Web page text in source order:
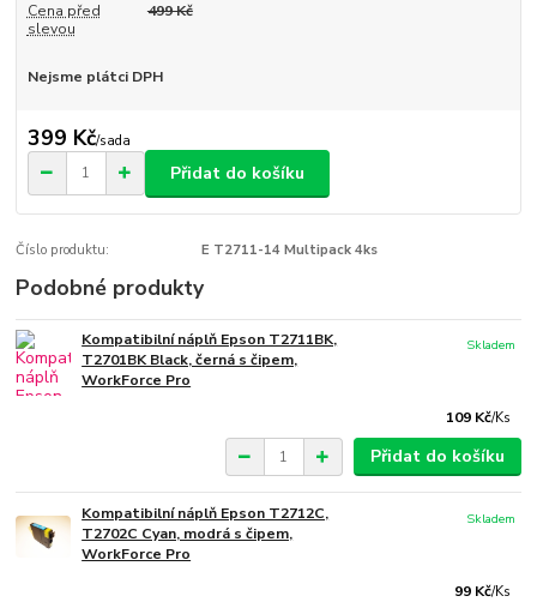
Cena před
slevou
499 Kč
Nejsme plátci DPH
399 Kč/sada
Přidat do košíku
Číslo produktu: E T2711-14 Multipack 4ks
Podobné produkty
Kompatibilní náplň Epson T2711BK,
T2701BK Black, černá s čipem,
WorkForce Pro
109 Kč/Ks
Skladem
Přidat do košíku
Kompatibilní náplň Epson T2712C,
T2702C Cyan, modrá s čipem,
WorkForce Pro
99 Kč/Ks
Skladem